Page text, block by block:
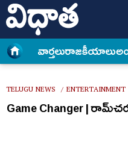
వార్త‌లురాజకీయాలు
TELUGU NEWS / ENTERTAINMENT
Game Changer |